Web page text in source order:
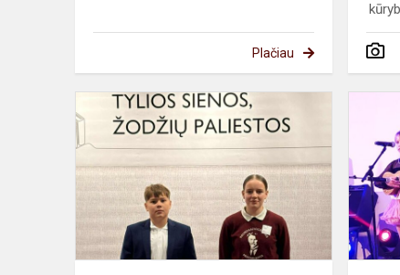
Plačiau
prabyla
per
žodį